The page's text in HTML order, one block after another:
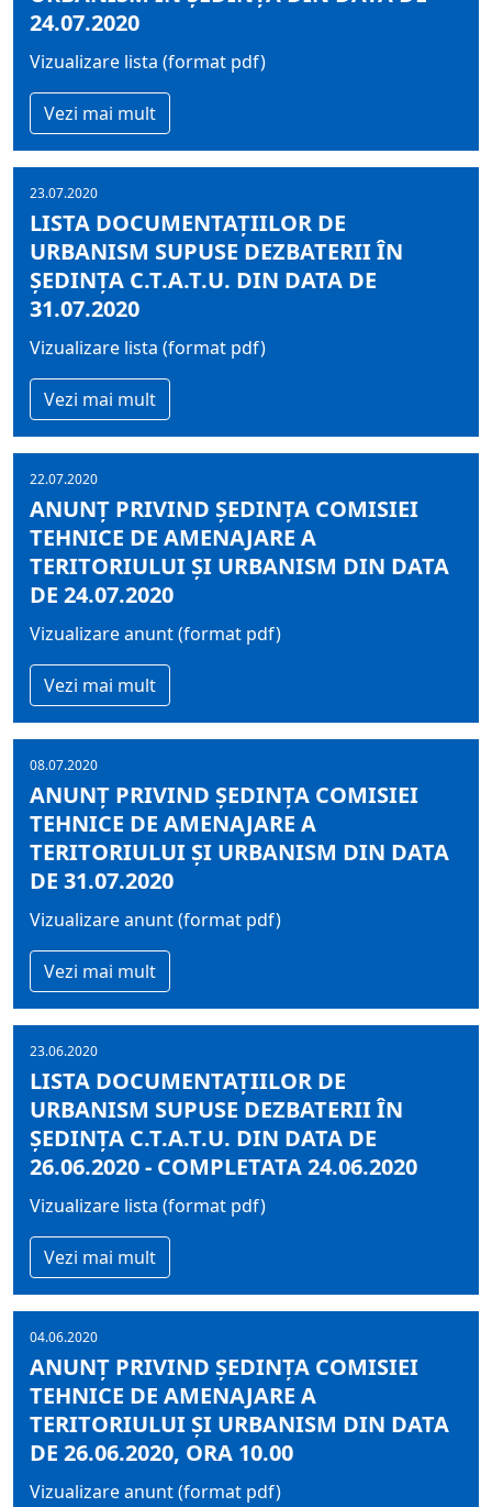
24.07.2020
Vizualizare lista (format pdf)
Vezi mai mult
23.07.2020
LISTA DOCUMENTAŢIILOR DE
URBANISM SUPUSE DEZBATERII ÎN
ŞEDINŢA C.T.A.T.U. DIN DATA DE
31.07.2020
Vizualizare lista (format pdf)
Vezi mai mult
22.07.2020
ANUNȚ PRIVIND ȘEDINŢA COMISIEI
TEHNICE DE AMENAJARE A
TERITORIULUI ŞI URBANISM DIN DATA
DE 24.07.2020
Vizualizare anunt (format pdf)
Vezi mai mult
08.07.2020
ANUNȚ PRIVIND ȘEDINŢA COMISIEI
TEHNICE DE AMENAJARE A
TERITORIULUI ŞI URBANISM DIN DATA
DE 31.07.2020
Vizualizare anunt (format pdf)
Vezi mai mult
23.06.2020
LISTA DOCUMENTAŢIILOR DE
URBANISM SUPUSE DEZBATERII ÎN
ŞEDINŢA C.T.A.T.U. DIN DATA DE
26.06.2020 - COMPLETATA 24.06.2020
Vizualizare lista (format pdf)
Vezi mai mult
04.06.2020
ANUNȚ PRIVIND ȘEDINŢA COMISIEI
TEHNICE DE AMENAJARE A
TERITORIULUI ŞI URBANISM DIN DATA
DE 26.06.2020, ORA 10.00
Vizualizare anunt (format pdf)